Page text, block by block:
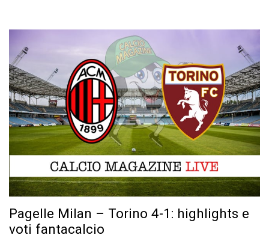
Pagelle Milan – Torino 4-1: highlights e
voti fantacalcio